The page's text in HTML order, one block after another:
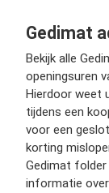
Gedimat
Bekijk alle
openingsuren
Hierdoor weet
tijdens een
voor een
korting
Gedimat
informatie